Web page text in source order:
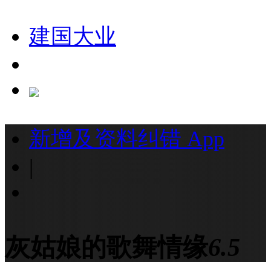
建国大业
新增及资料纠错 App
|
灰姑娘的歌舞情缘6.5